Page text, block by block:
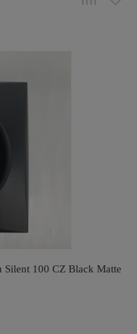
Silent 100 CZ Black Matte